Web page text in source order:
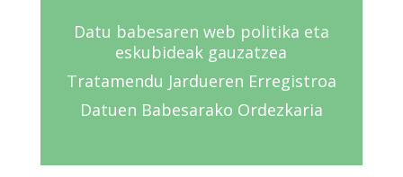
Datu babesaren web politika eta
eskubideak gauzatzea
Tratamendu Jardueren Erregistroa
Datuen Babesarako Ordezkaria